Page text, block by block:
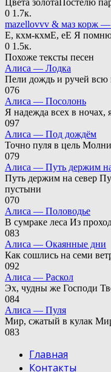
Цвета золотаПостелю
0 1.7к.
mazellovvv & маз корж
Е, кхм-кхмЕ, еЕ Я
0 1.5к.
Похоже тексты песен
Алиса — Лодка
Пели дождь и ручей
076
Алиса — Посолонь
Я надежда всех в ночах,
097
Алиса — Под дождём
Точно пуля в цель
079
Алиса — Путь держим
Путь держим на север
пустыни
070
Алиса — Половодье
В сумраке леса Из
083
Алиса — Окаянные дни
Как сошлись на семи
092
Алиса — Раскол
Эх, чудны же Господи
084
Алиса — Пуля
Мир, сжатый в кулак
083
Главная
Контакты